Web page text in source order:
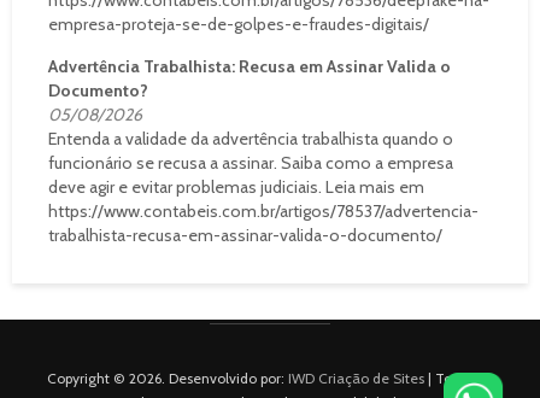
empresa-proteja-se-de-golpes-e-fraudes-digitais/
Advertência Trabalhista: Recusa em Assinar Valida o
Documento?
05/08/2026
Entenda a validade da advertência trabalhista quando o
funcionário se recusa a assinar. Saiba como a empresa
deve agir e evitar problemas judiciais. Leia mais em
https://www.contabeis.com.br/artigos/78537/advertencia-
trabalhista-recusa-em-assinar-valida-o-documento/
Copyright © 2026. Desenvolvido por: IWD Criação de Sites | Todos os